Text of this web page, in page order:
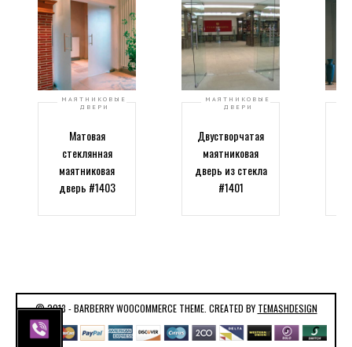
МАЯТНИКОВЫЕ
ДВЕРИ
Матовая
стеклянная
маятниковая
дверь #1403
МАЯТНИКОВЫЕ
ДВЕРИ
Двустворчатая
маятниковая
дверь из стекла
#1401
© 2013 - BARBERRY WOOCOMMERCE THEME. CREATED BY TEMASHDESIGN